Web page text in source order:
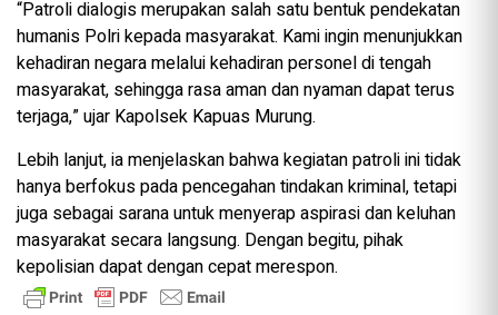
“Patroli dialogis merupakan salah satu bentuk pendekatan
humanis Polri kepada masyarakat. Kami ingin menunjukkan
kehadiran negara melalui kehadiran personel di tengah
masyarakat, sehingga rasa aman dan nyaman dapat terus
terjaga,” ujar Kapolsek Kapuas Murung.
Lebih lanjut, ia menjelaskan bahwa kegiatan patroli ini tidak
hanya berfokus pada pencegahan tindakan kriminal, tetapi
juga sebagai sarana untuk menyerap aspirasi dan keluhan
masyarakat secara langsung. Dengan begitu, pihak
kepolisian dapat dengan cepat merespon.